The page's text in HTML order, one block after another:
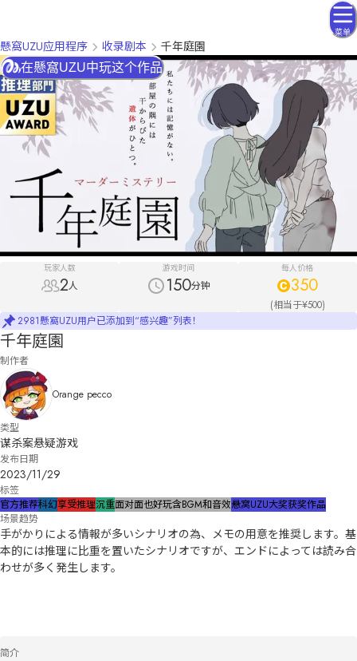
菜单
懸窩UZU应用程序 收录剧本 千年庭園
玩家人数
2人
游戏时间
150分钟
每人价格
350
(相当于¥500)
2981懸窩UZU用户已添加到“感兴趣”列表！
在懸窩UZU中玩这个作品
千年庭園
制作者
Orange pecco
类型
谋杀案悬疑游戏
发布日期
2023/11/29
标签
官方推荐科幻享受推理沉重面对面也好玩含BGM和音效悬窝UZU大奖获奖作品
场景趋势
手がかりによる情報が多いシナリオの為、メモの用意を推奨します。基
本的には推理に比重を置いたシナリオですが、エンドによっては読み合
わせが多く発生します。
简介